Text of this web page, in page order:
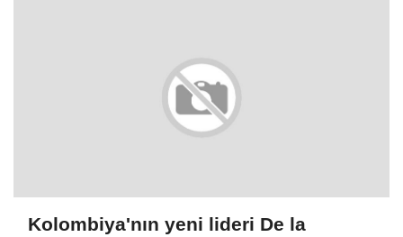
Kolombiya'nın yeni lideri De la